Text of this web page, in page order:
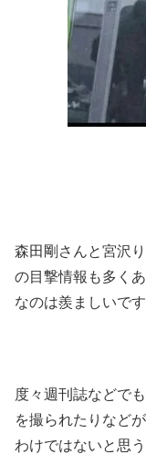
森田剛さんと宮沢
の目撃情報も多く
なのは羨ましいです
度々週刊誌などで
を撮られたりなど
わけではないと思